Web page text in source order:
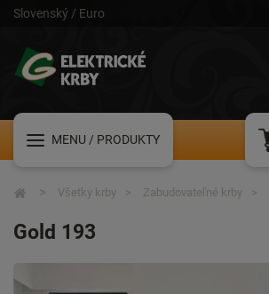
Slovenský / Euro
MENU / PRODUKTY
Gold 193
Všetky krby Zabudovateľné krby